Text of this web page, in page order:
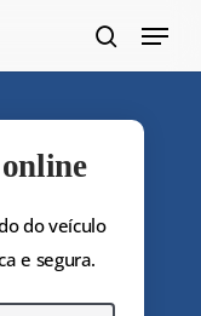
Menu
do veículo
e segura.